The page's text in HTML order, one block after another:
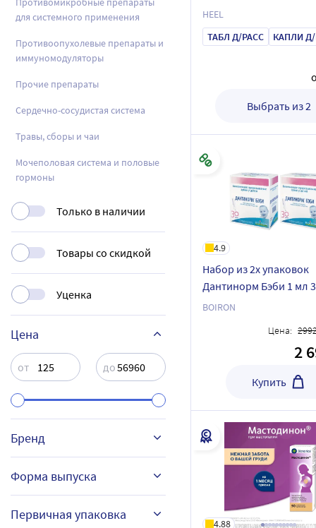
для системного применения
Противоопухолевые препараты и
иммуномодуляторы
Прочие препараты
Сердечно-сосудистая система
Травы, сборы и чаи
Mочеполовая система и половые
гормоны
Только в наличии
Товары со скидкой
Уценка
Цена
от до
Бренд
Форма выпуска
Первичная упаковка
HEEL
ТАБЛ Д/РАСС
Выбрать из 2
4.9
Набор из 2х упаковок
Дантинорм Бэби 1 мл
при прорезывании
BOIRON
Цена:
2
Купить
4.88